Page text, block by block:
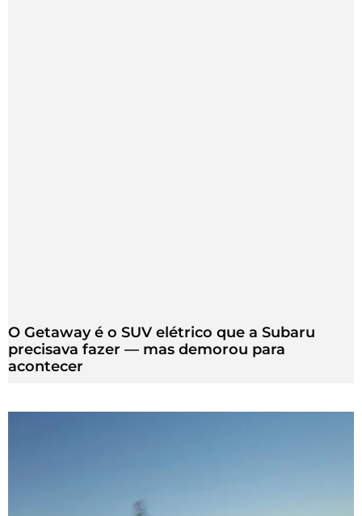
O Getaway é o SUV elétrico que a Subaru
precisava fazer — mas demorou para
acontecer